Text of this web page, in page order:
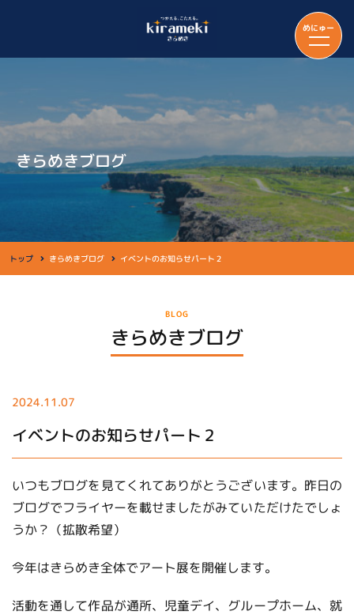
めにゅー
きらめきブログ
トップ きらめきブログ イベントのお知らせパート２
BLOG
きらめきブログ
2024.11.07
イベントのお知らせパート２
いつもブログを見てくれてありがとうございます。昨日の
ブログでフライヤーを載せましたがみていただけたでしょ
うか？（拡散希望）
今年はきらめき全体でアート展を開催します。
活動を通して作品が通所、児童デイ、グループホーム、就